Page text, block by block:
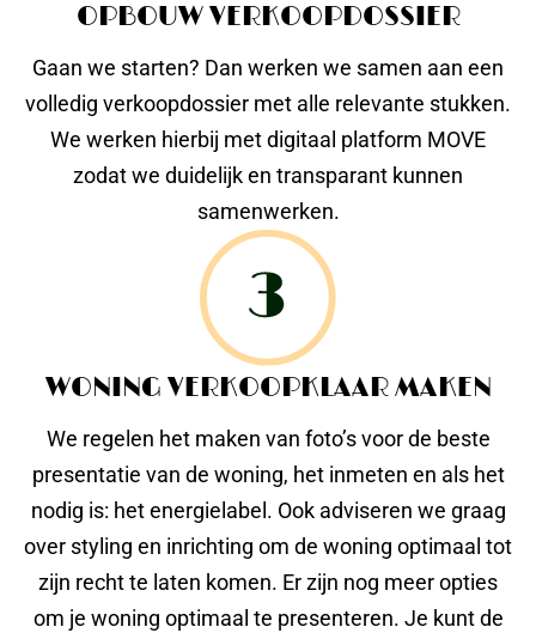
OPBOUW VERKOOPDOSSIER
Gaan we starten? Dan werken we samen aan een
volledig verkoopdossier met alle relevante stukken.
We werken hierbij met digitaal platform MOVE
zodat we duidelijk en transparant kunnen
samenwerken.
WONING VERKOOPKLAAR MAKEN
We regelen het maken van foto’s voor de beste
presentatie van de woning, het inmeten en als het
nodig is: het energielabel. Ook adviseren we graag
over styling en inrichting om de woning optimaal tot
zijn recht te laten komen. Er zijn nog meer opties
om je woning optimaal te presenteren. Je kunt de